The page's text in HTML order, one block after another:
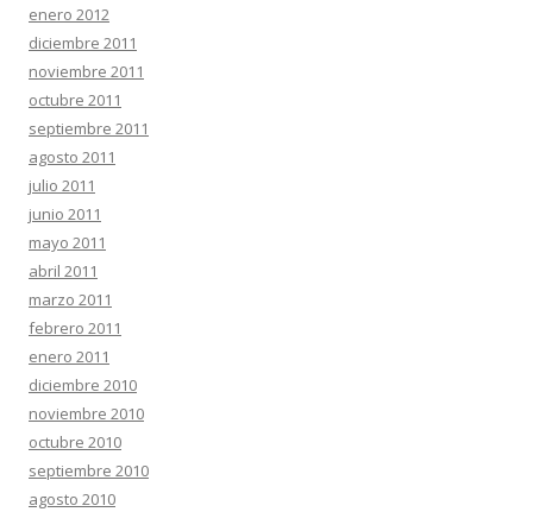
enero 2012
diciembre 2011
noviembre 2011
octubre 2011
septiembre 2011
agosto 2011
julio 2011
junio 2011
mayo 2011
abril 2011
marzo 2011
febrero 2011
enero 2011
diciembre 2010
noviembre 2010
octubre 2010
septiembre 2010
agosto 2010